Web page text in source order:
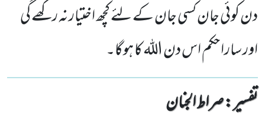
دن کوئی جان کسی جان کے لئے کچھ اختیار نہ رکھے گی
اور سارا حکم اس دن اللہ کا ہوگا۔
تفسیر : ‎صراط الجنان